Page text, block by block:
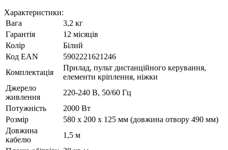
Характеристики:
Вага
3,2 кг
Гарантія
12 місяців
Колір
Білий
Код ЕАN
5902221621246
Комплектація
Прилад, пульт дистанційного керування,
елементи кріплення, ніжки
Джерело
живлення
220-240 В, 50/60 Гц
Потужність
2000 Вт
Розмір
580 x 200 x 125 мм (довжина отвору 490 мм)
Довжина
кабелю
1,5 м